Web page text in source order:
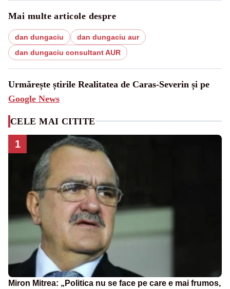
Mai multe articole despre
dan dungaciu
dan dungaciu aur
dan dungaciu consultant AUR
Urmărește știrile Realitatea de Caras-Severin și pe
Google News
CELE MAI CITITE
1
Miron Mitrea: „Politica nu se face pe care e mai frumos,